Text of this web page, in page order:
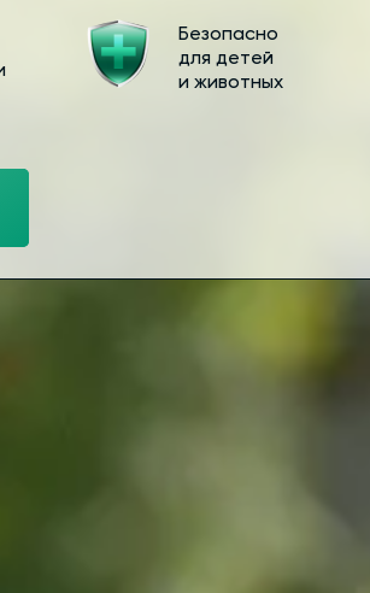
Безопасно
для детей
и животных